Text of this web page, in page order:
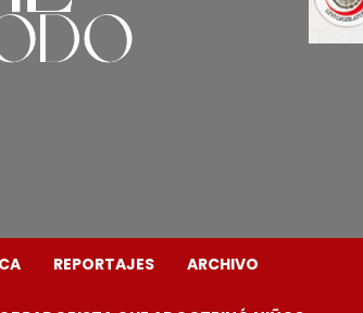
REPORTAJES ARCHIVO